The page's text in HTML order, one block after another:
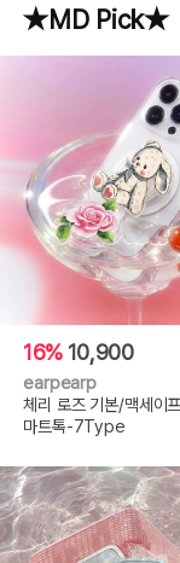
★MD Pick★
16% 10,900
earpearp
체리 로즈 기본/맥세이
마트톡-7Type